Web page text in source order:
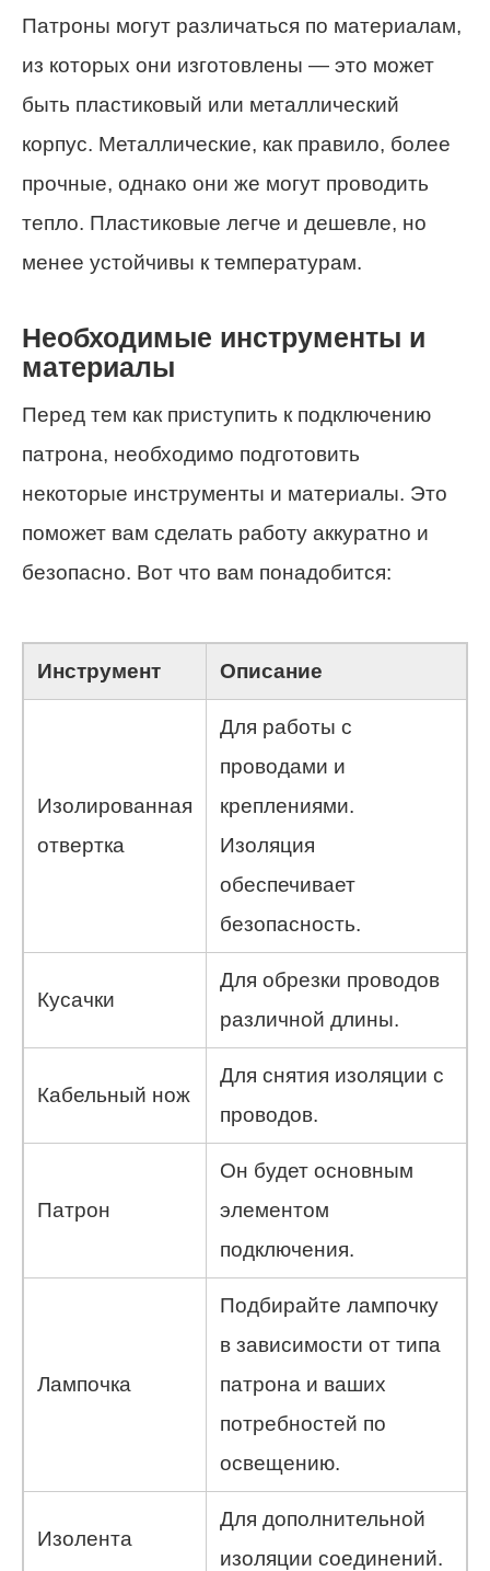
Патроны могут различаться по материалам,
из которых они изготовлены — это может
быть пластиковый или металлический
корпус. Металлические, как правило, более
прочные, однако они же могут проводить
тепло. Пластиковые легче и дешевле, но
менее устойчивы к температурам.
Необходимые инструменты и
материалы
Перед тем как приступить к подключению
патрона, необходимо подготовить
некоторые инструменты и материалы. Это
поможет вам сделать работу аккуратно и
безопасно. Вот что вам понадобится:
Инструмент Описание
Изолированная
отвертка
Для работы с
проводами и
креплениями.
Изоляция
обеспечивает
безопасность.
Кусачки
Для обрезки проводов
различной длины.
Кабельный нож
Для снятия изоляции с
проводов.
Патрон
Он будет основным
элементом
подключения.
Лампочка
Подбирайте лампочку
в зависимости от типа
патрона и ваших
потребностей по
освещению.
Изолента
Для дополнительной
изоляции соединений.